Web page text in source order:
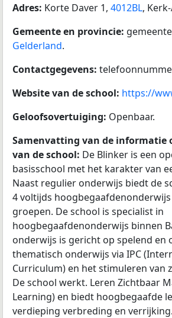
Adres: Korte Daver 1, 4012BL,
Gemeente en provincie: gemeente
Gelderland.
Contactgegevens:
Website van de school: https://
Geloofsovertuiging: Openbaar.
Samenvatting van de informatie
van de school: De Blinker is een
basisschool met het karakter van
Naast regulier onderwijs biedt de
4 voltijds
groepen. De school is specialist in
hoogbegaafdenonderwijs binnen
onderwijs is gericht op spelend en
thematisch onderwijs via IPC
Curriculum) en het stimuleren van
De school werkt. Leren Zichtbaar
Learning) en biedt hoogbegaafde
verdieping verbreding en verrijking.